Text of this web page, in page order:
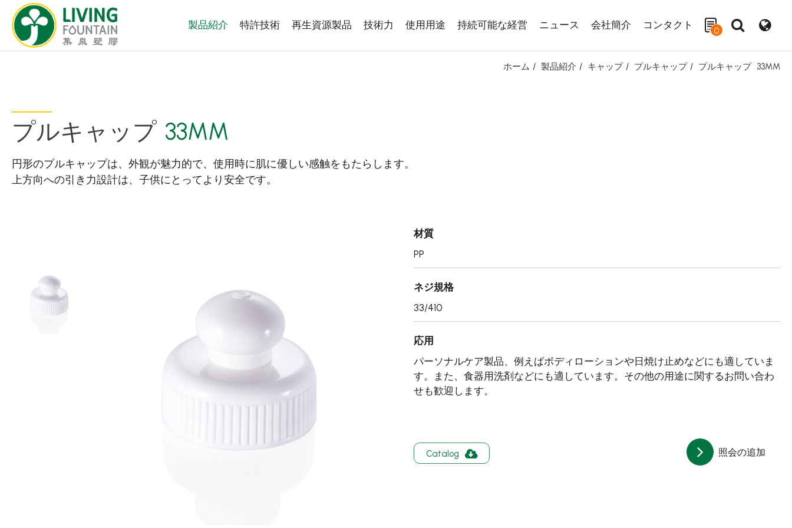
製品紹介 特許技術 再生資源製品 技術力 使用用途 持続可能な経営 ニュース 会社簡介 コンタクト 0
ホーム 製品紹介 キャップ プルキャップ プルキャップ 33MM
プルキャップ 33MM
円形のプルキャップは、外観が魅力的で、使用時に肌に優しい感触をもたらします。
上方向への引き力設計は、子供にとってより安全です。
材質
PP
ネジ規格
33/410
応用
パーソナルケア製品、例えばボディローションや日焼け止めなどにも適していま
す。また、食器用洗剤などにも適しています。その他の用途に関するお問い合わ
せも歓迎します。
照会の追加
Catalog
製品紹介
厳選商品
スプレーノズル
ミストスプレー、ミニボトル、ロールオンボトル